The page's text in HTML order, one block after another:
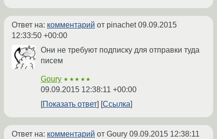
Ответ на: комментарий от pinachet09.09.2015
12:33:50 +00:00
Они не требуют подписку для отправки туда
писем
Goury ★★★★★
09.09.2015 12:38:11 +00:00
Показать ответ
Ссылка
Ответ на: комментарий от Goury 09.09.2015 12:38:11